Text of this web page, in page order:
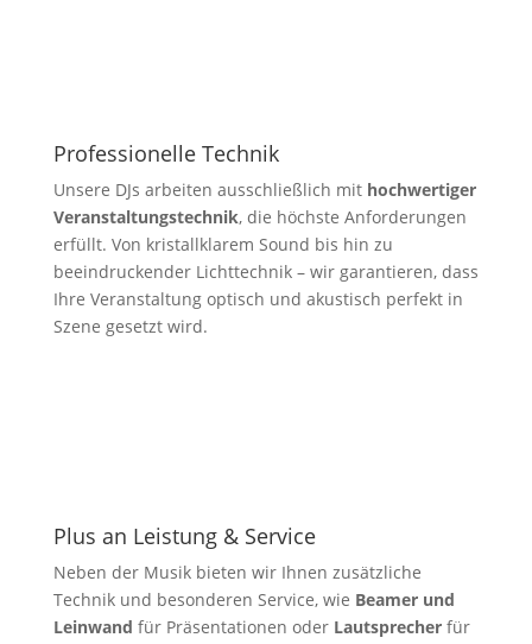
Professionelle Technik
Unsere DJs arbeiten ausschließlich mit hochwertiger
Veranstaltungstechnik, die höchste Anforderungen
erfüllt. Von kristallklarem Sound bis hin zu
beeindruckender Lichttechnik – wir garantieren, dass
Ihre Veranstaltung optisch und akustisch perfekt in
Szene gesetzt wird.
Plus an Leistung & Service
Neben der Musik bieten wir Ihnen zusätzliche
Technik und besonderen Service, wie Beamer und
Leinwand für Präsentationen oder Lautsprecherfür